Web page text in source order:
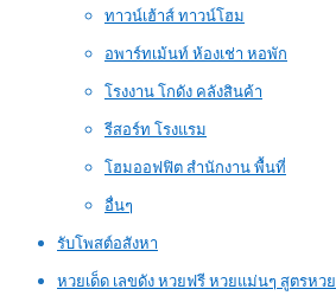
ทาวน์เฮ้าส์ ทาวน์โฮม
อพาร์ทเม้นท์ ห้องเช่า หอพัก
โรงงาน โกดัง คลังสินค้า
รีสอร์ท โรงแรม
โฮมออฟฟิต สำนักงาน พื้นที่
อื่นๆ
รับโพสต์อสังหา
หวยเด็ด เลขดัง หวยฟรี หวยแม่นๆ สูตรหวย